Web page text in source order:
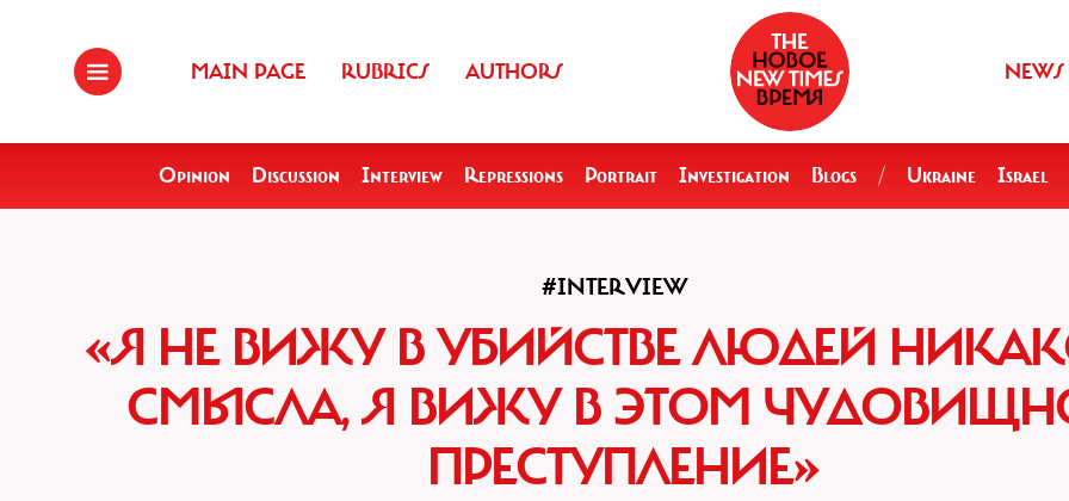
MAIN PAGE RUBRICS AUTHORS NEWS
Opinion Discussion Interview Repressions Portrait Investigation Blogs / Ukraine Israel
#INTERVIEW
«Я НЕ ВИЖУ В УБИЙСТВЕ ЛЮДЕЙ
СМЫСЛА, Я ВИЖУ В ЭТОМ
ПРЕСТУПЛЕНИЕ»